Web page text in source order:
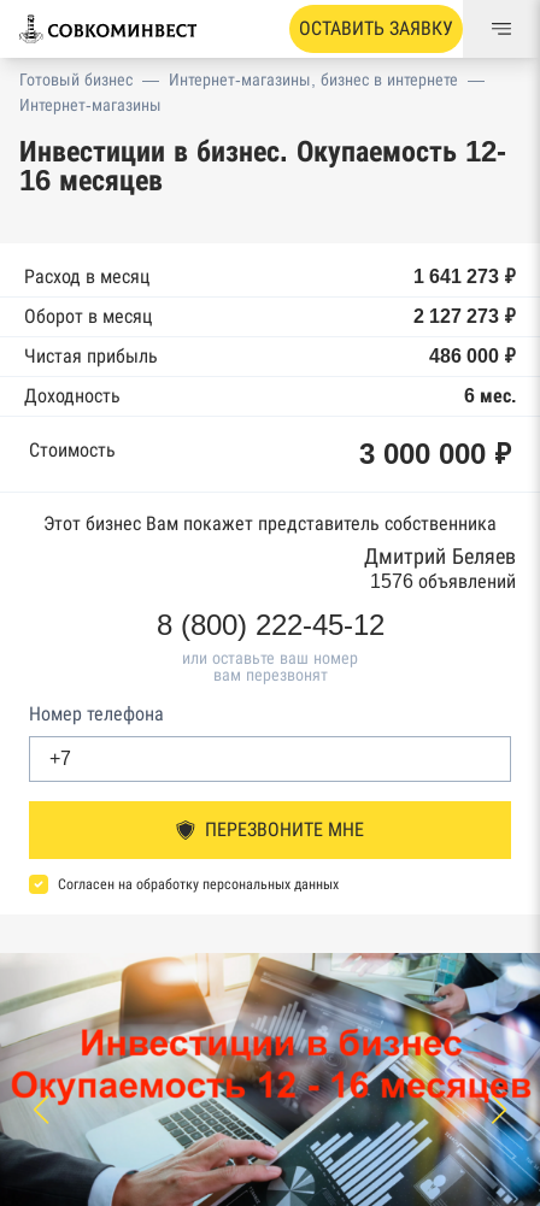
ОСТАВИТЬ ЗАЯВКУ
Готовый бизнес — Интернет-магазины, бизнес в интернете —
Интернет-магазины
Инвестиции в бизнес. Окупаемость 12-
16 месяцев
Расход в месяц
1 641 273 ₽
Оборот в месяц
2 127 273 ₽
Чистая прибыль
486 000 ₽
Доходность
6 мес.
Стоимость 3 000 000 ₽
Этот бизнес Вам покажет представитель собственника
Дмитрий Беляев
1576 объявлений
8 (800) 222-45-12
или оставьте ваш номер
вам перезвонят
Номер телефона
ПЕРЕЗВОНИТЕ МНЕ
Согласен на обработку персональных данных